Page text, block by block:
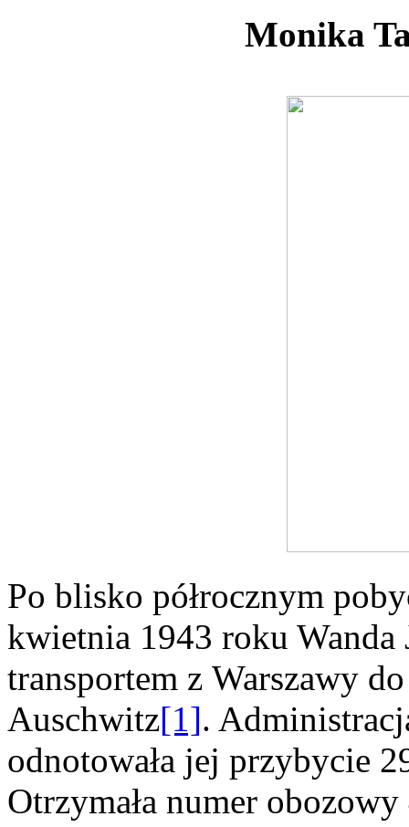
Monika
Po blisko półrocznym
kwietnia 1943 roku Wanda
transportem z Warszawy
Auschwitz[1].
odnotowała jej przybycie
Otrzymała numer